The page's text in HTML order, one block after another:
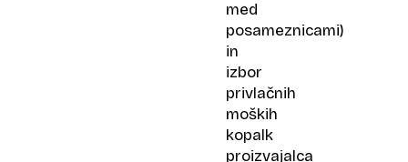
med
posameznicami)
in
izbor
privlačnih
moških
kopalk
proizvajalca